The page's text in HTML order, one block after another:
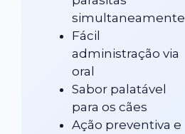
simultaneamente
Fácil
administração via
oral
Sabor palatável
para os cães
Ação preventiva e